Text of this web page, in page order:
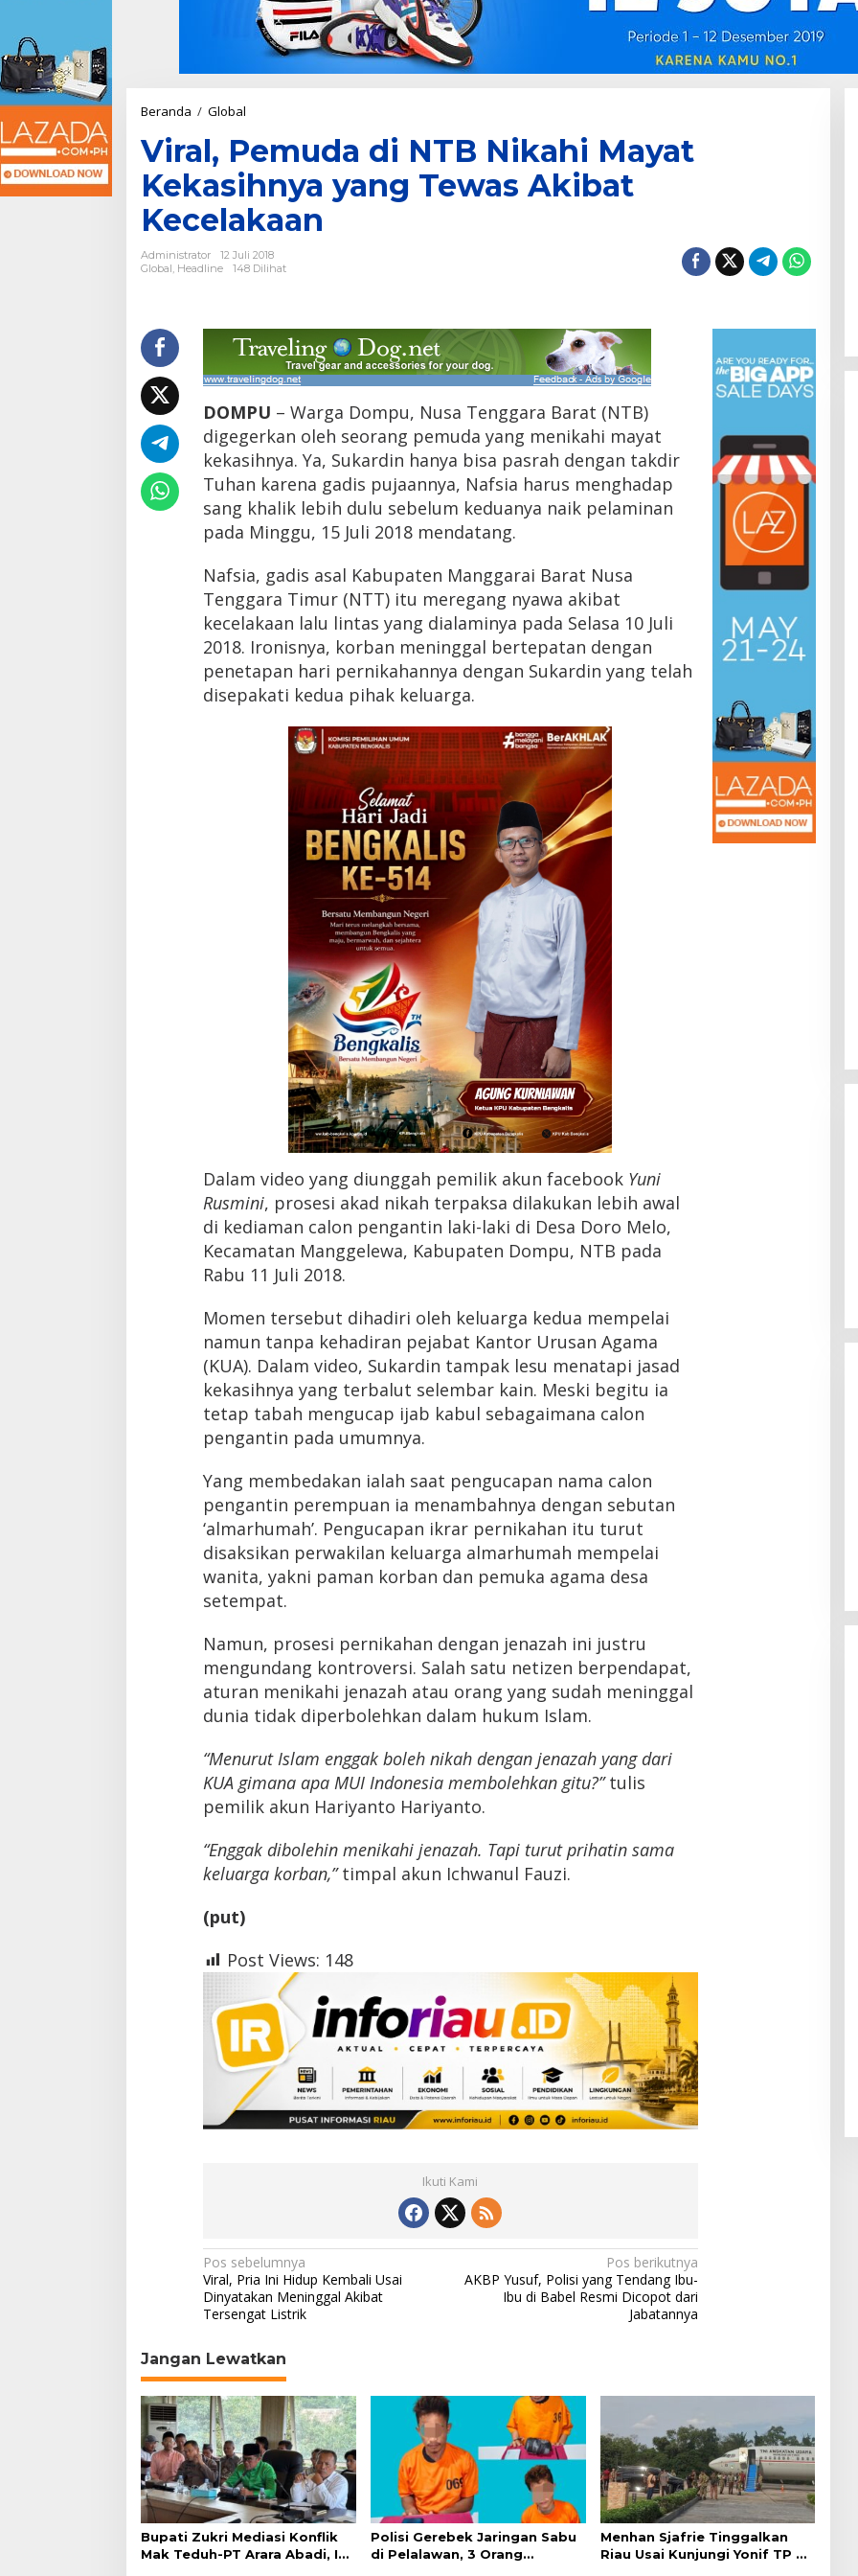
Beranda / Global
r
a
,
e
m
u
i
N
B
N
i
k
a
i
M
a
y
t
K
e
k
a
s
i
h
n
Viral, Pemuda di NTB Nikahi Mayat
Kekasihnya yang Tewas Akibat
Kecelakaan
Administrator
12 Juli 2018
Global, Headline 148 Dilihat
DOMPU – Warga Dompu, Nusa Tenggara Barat (NTB)
digegerkan oleh seorang pemuda yang menikahi mayat
kekasihnya. Ya, Sukardin hanya bisa pasrah dengan takdir
Tuhan karena gadis pujaannya, Nafsia harus menghadap
sang khalik lebih dulu sebelum keduanya naik pelaminan
pada Minggu, 15 Juli 2018 mendatang.
Nafsia, gadis asal Kabupaten Manggarai Barat Nusa
Tenggara Timur (NTT) itu meregang nyawa akibat
kecelakaan lalu lintas yang dialaminya pada Selasa 10 Juli
2018. Ironisnya, korban meninggal bertepatan dengan
penetapan hari pernikahannya dengan Sukardin yang telah
disepakati kedua pihak keluarga.
Dalam video yang diunggah pemilik akun facebook Yuni
Rusmini, prosesi akad nikah terpaksa dilakukan lebih awal
di kediaman calon pengantin laki-laki di Desa Doro Melo,
Kecamatan Manggelewa, Kabupaten Dompu, NTB pada
Rabu 11 Juli 2018.
Momen tersebut dihadiri oleh keluarga kedua mempelai
namun tanpa kehadiran pejabat Kantor Urusan Agama
(KUA). Dalam video, Sukardin tampak lesu menatapi jasad
kekasihnya yang terbalut selembar kain. Meski begitu ia
tetap tabah mengucap ijab kabul sebagaimana calon
pengantin pada umumnya.
Yang membedakan ialah saat pengucapan nama calon
pengantin perempuan ia menambahnya dengan sebutan
‘almarhumah’. Pengucapan ikrar pernikahan itu turut
disaksikan perwakilan keluarga almarhumah mempelai
wanita, yakni paman korban dan pemuka agama desa
setempat.
Namun, prosesi pernikahan dengan jenazah ini justru
mengundang kontroversi. Salah satu netizen berpendapat,
aturan menikahi jenazah atau orang yang sudah meninggal
dunia tidak diperbolehkan dalam hukum Islam.
“Menurut Islam enggak boleh nikah dengan jenazah yang dari
KUA gimana apa MUI Indonesia membolehkan gitu?”tulis
pemilik akun Hariyanto Hariyanto.
“Enggak dibolehin menikahi jenazah. Tapi turut prihatin sama
keluarga korban,”timpal akun Ichwanul Fauzi.
(put)
Post Views: 148
Ikuti Kami
N
a
v
i
g
a
s
i
p
o
s
Pos sebelumnya
Viral, Pria Ini Hidup Kembali Usai
Dinyatakan Meninggal Akibat
Tersengat Listrik
Pos berikutnya
AKBP Yusuf, Polisi yang Tendang Ibu-
Ibu di Babel Resmi Dicopot dari
Jabatannya
Jangan Lewatkan
Bupati Zukri Mediasi Konflik
Mak Teduh-PT Arara Abadi, Ini
Polisi Gerebek Jaringan Sabu
di Pelalawan, 3 Orang
Menhan Sjafrie Tinggalkan
Riau Usai Kunjungi Yonif TP di
HMI Pelalawan “Semprot”
DPRD, Soroti Pengawasan
Rumah Sakit yang Mandul
Di Headline, Pelalawan, Politik, Riau